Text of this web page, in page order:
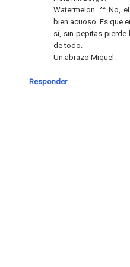
Watermelon. ^^ No,
bien acuoso. Es que
sí, sin pepitas pierde
de todo.
Un abrazo Miquel.
Responder